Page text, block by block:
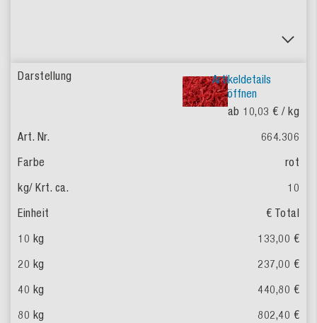
Artikeldetails
öffnen
ab 10,03 € / kg
664.306
rot
10
€ Total
133,00 €
237,00 €
440,80 €
802,40 €